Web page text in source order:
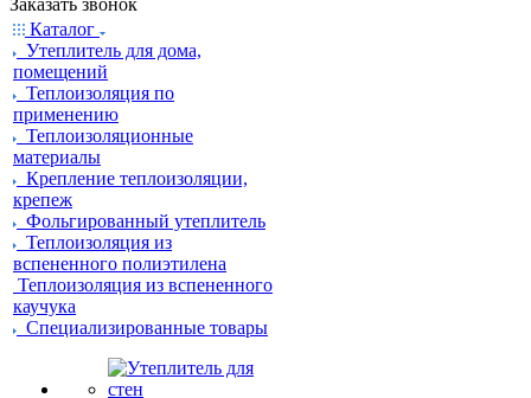
Заказать звонок
Каталог
Утеплитель для дома,
помещений
Теплоизоляция по
применению
Теплоизоляционные
материалы
Крепление теплоизоляции,
крепеж
Фольгированный утеплитель
Теплоизоляция из
вспененного полиэтилена
Теплоизоляция из вспененного
каучука
Специализированные товары